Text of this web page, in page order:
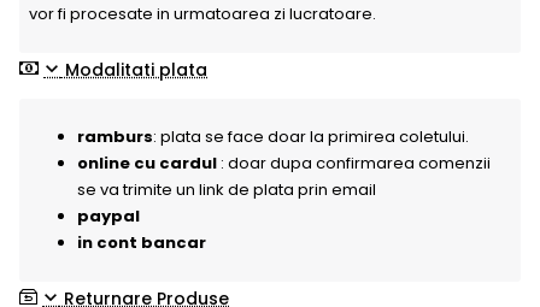
vor fi procesate in urmatoarea zi lucratoare.
Modalitati plata
ramburs: plata se face doar la primirea coletului.
online cu cardul : doar dupa confirmarea comenzii
se va trimite un link de plata prin email
paypal
in cont bancar
Returnare Produse